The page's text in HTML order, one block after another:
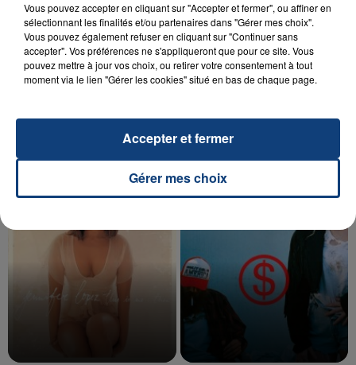
20 juillet 2026
UNE ADOLESCENTE DEVANT SE FAIRE
La famille a porté plainte contre la clinique qui a
reconnu sa responsabilité et présenté ses
excuses.
TITRES DIFFUSÉS
Vous pouvez accepter en cliquant sur "Accepter et fermer", ou affiner en
sélectionnant les finalités et/ou partenaires dans "Gérer mes choix".
Vous pouvez également refuser en cliquant sur "Continuer sans
accepter". Vos préférences ne s'appliqueront que pour ce site. Vous
pouvez mettre à jour vos choix, ou retirer votre consentement à tout
moment via le lien "Gérer les cookies" situé en bas de chaque page.
Gérer mes choix
Accepter et fermer